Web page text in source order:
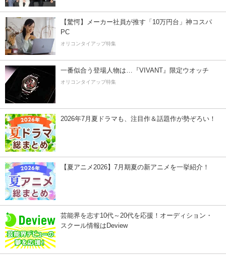
【驚愕】メーカー社員が推す「10万円台」神コスパ
PC
オリコンタイアップ特集
一番似合う登場人物は…『VIVANT』限定ウオッチ
オリコンタイアップ特集
2026年7月夏ドラマも、注目作＆話題作が勢ぞろい！
【夏アニメ2026】7月期夏の新アニメを一挙紹介！
芸能界を志す10代～20代を応援！オーディション・
スクール情報はDeview